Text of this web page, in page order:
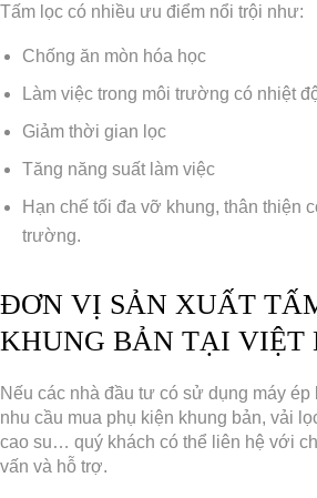
Tấm lọc có nhiều ưu điểm nổi trội như:
Chống ăn mòn hóa học
Làm việc trong môi trường có nhiệt
Giảm thời gian lọc
Tăng năng suất làm việc
Hạn chế tối đa vỡ khung, thân thiện
trường.
ĐƠN VỊ SẢN XUẤT
KHUNG BẢN TẠI VIỆT
Nếu các nhà đầu tư có sử dụng máy ép
nhu cầu mua phụ kiện khung bản, vải
cao su… quý khách có thể liên hệ với
vấn và hỗ trợ.